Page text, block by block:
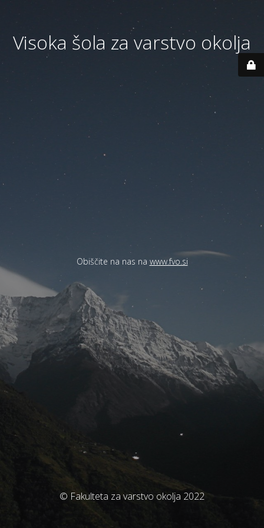
Visoka šola za varstvo okolja
Obiščite na nas na www.fvo.si
© Fakulteta za varstvo okolja 2022